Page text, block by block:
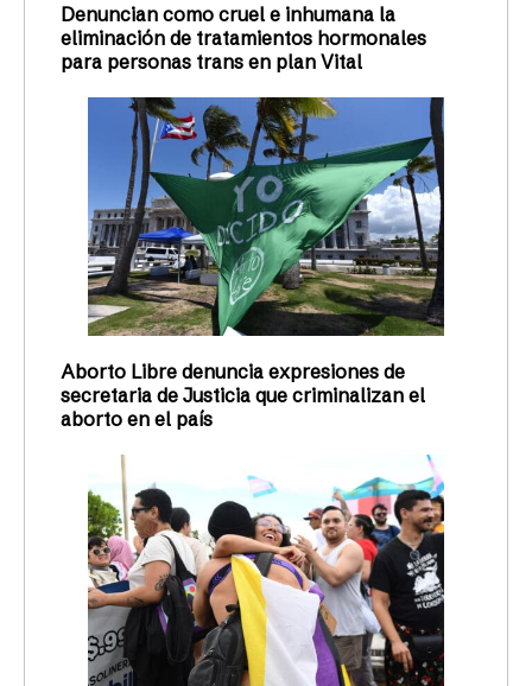
Denuncian como cruel e inhumana la
eliminación de tratamientos hormonales
para personas trans en plan Vital
Aborto Libre denuncia expresiones de
secretaria de Justicia que criminalizan el
aborto en el país